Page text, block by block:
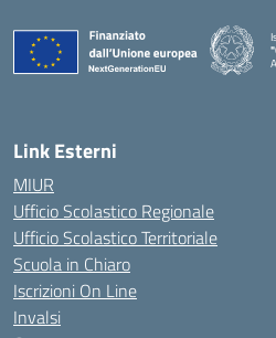
Link Esterni
MIUR
Ufficio Scolastico Regionale
Ufficio Scolastico Territoriale
Scuola in Chiaro
Iscrizioni On Line
Invalsi